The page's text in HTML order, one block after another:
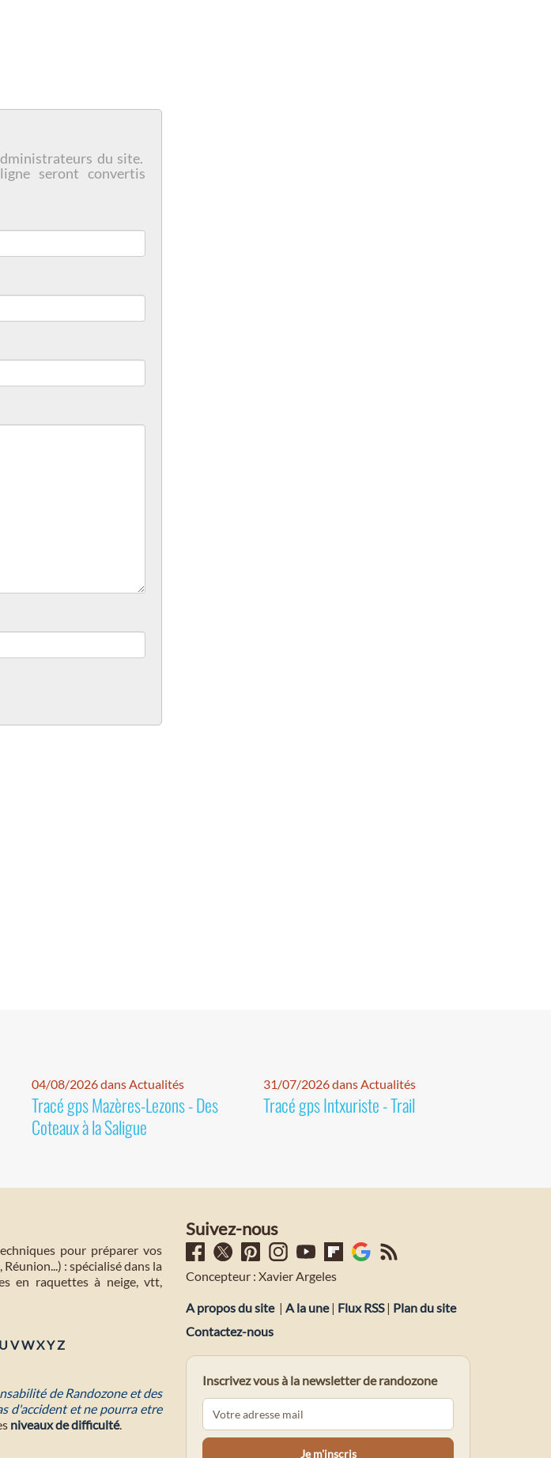
du site.
seront convertis
04/08/2026 dans Actualités
Tracé gps Mazères-Lezons - Des
Coteaux à la Saligue
31/07/2026 dans Actualités
Tracé gps Intxuriste - Trail
pour préparer vos
: spécialisé dans la
en raquettes à neige, vtt,
U VWXYZ
de Randozone et des
d'accident et ne pourra etre
niveaux de difficulté.
Suivez-nous
Concepteur : Xavier Argeles
A propos du site | A la une| Flux RSS| Plan du site
Contactez-nous
Inscrivez vous à la newsletter de randozone